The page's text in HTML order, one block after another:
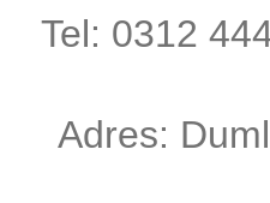
Tel: 0312
Adres: